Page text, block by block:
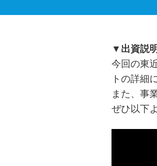
▼出資説
今回の東
トの詳細
また、事
ぜひ以下